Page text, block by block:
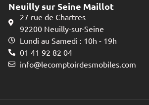
Neuilly sur Seine Maillot
27 rue de Chartres
92200 Neuilly-sur-Seine
Lundi au Samedi : 10h - 19h
01 41 92 82 04
info@lecomptoirdesmobiles.com